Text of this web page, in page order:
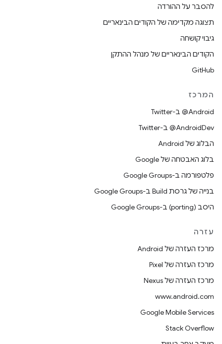
להסבר על ההורדה
תצוגה מקדימה של הקודים הבינאריים
גיבוי קושחה
הקודים הבינאריים של מנהל ההתקן
GitHub
המרכז
‎@Android ב-Twitter
‎@AndroidDev ב-Twitter
הבלוג של Android
בלוג האבטחה של Google
פלטפורמה ב-Google Groups
בנייה של גרסת Build ב-Google Groups
היסב (porting) ב-Google Groups
עזרה
מרכז העזרה של Android
מרכז העזרה של Pixel
מרכז העזרה של Nexus
www.android.com
Google Mobile Services
Stack Overflow